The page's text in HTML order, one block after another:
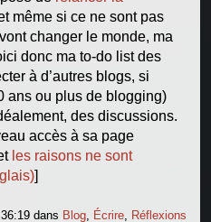
même si ce ne sont pas
changer le monde, ma
donc ma to-do list des
à d’autres blogs, si
ans ou plus de blogging)
des discussions.
accès à sa page
les raisons ne sont
]
dans Blog, Écrire, Réflexions